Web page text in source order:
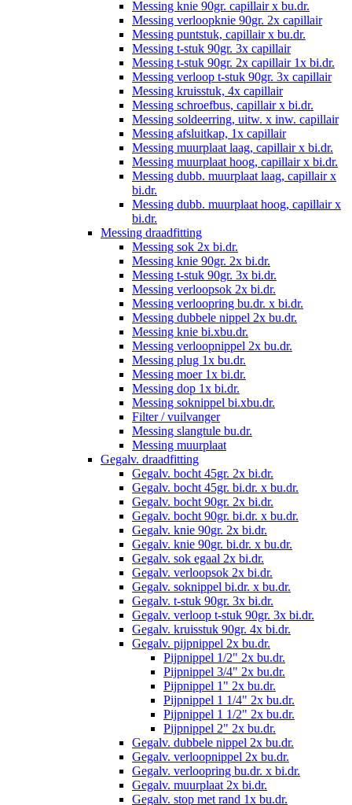
Messing knie 90gr. capillair x bu.dr.
Messing verloopknie 90gr. 2x capillair
Messing puntstuk, capillair x bu.dr.
Messing t-stuk 90gr. 3x capillair
Messing t-stuk 90gr. 2x capillair 1x bi.dr.
Messing verloop t-stuk 90gr. 3x capillair
Messing kruisstuk, 4x capillair
Messing schroefbus, capillair x bi.dr.
Messing soldeerring, uitw. x inw. capillair
Messing afsluitkap, 1x capillair
Messing muurplaat laag, capillair x bi.dr.
Messing muurplaat hoog, capillair x bi.dr.
Messing dubb. muurplaat laag, capillair x
bi.dr.
Messing dubb. muurplaat hoog, capillair x
bi.dr.
Messing draadfitting
Messing sok 2x bi.dr.
Messing knie 90gr. 2x bi.dr.
Messing t-stuk 90gr. 3x bi.dr.
Messing verloopsok 2x bi.dr.
Messing verloopring bu.dr. x bi.dr.
Messing dubbele nippel 2x bu.dr.
Messing knie bi.xbu.dr.
Messing verloopnippel 2x bu.dr.
Messing plug 1x bu.dr.
Messing moer 1x bi.dr.
Messing dop 1x bi.dr.
Messing soknippel bi.xbu.dr.
Filter / vuilvanger
Messing slangtule bu.dr.
Messing muurplaat
Gegalv. draadfitting
Gegalv. bocht 45gr. 2x bi.dr.
Gegalv. bocht 45gr. bi.dr. x bu.dr.
Gegalv. bocht 90gr. 2x bi.dr.
Gegalv. bocht 90gr. bi.dr. x bu.dr.
Gegalv. knie 90gr. 2x bi.dr.
Gegalv. knie 90gr. bi.dr. x bu.dr.
Gegalv. sok egaal 2x bi.dr.
Gegalv. verloopsok 2x bi.dr.
Gegalv. soknippel bi.dr. x bu.dr.
Gegalv. t-stuk 90gr. 3x bi.dr.
Gegalv. verloop t-stuk 90gr. 3x bi.dr.
Gegalv. kruisstuk 90gr. 4x bi.dr.
Gegalv. pijpnippel 2x bu.dr.
Pijpnippel 1/2" 2x bu.dr.
Pijpnippel 3/4" 2x bu.dr.
Pijpnippel 1" 2x bu.dr.
Pijpnippel 1 1/4" 2x bu.dr.
Pijpnippel 1 1/2" 2x bu.dr.
Pijpnippel 2" 2x bu.dr.
Gegalv. dubbele nippel 2x bu.dr.
Gegalv. verloopnippel 2x bu.dr.
Gegalv. verloopring bu.dr. x bi.dr.
Gegalv. muurplaat 2x bi.dr.
Gegalv. stop met rand 1x bu.dr.